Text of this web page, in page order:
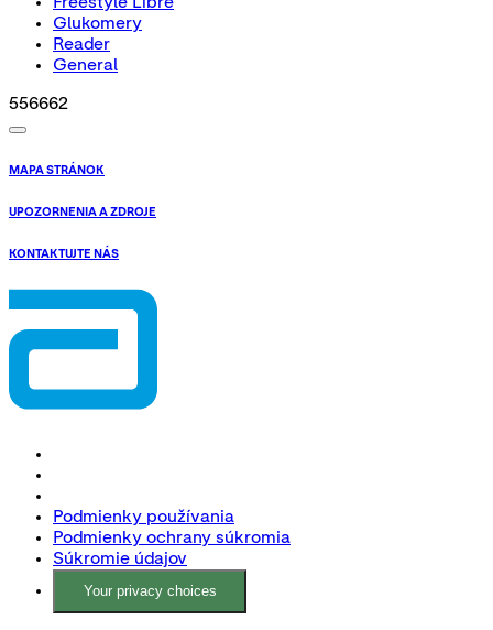
Glukomery
Reader
General
556662
MAPA STRÁNOK
UPOZORNENIA A ZDROJE
KONTAKTUJTE NÁS
Podmienky používania
Podmienky ochrany súkromia
Súkromie údajov
Your privacy choices